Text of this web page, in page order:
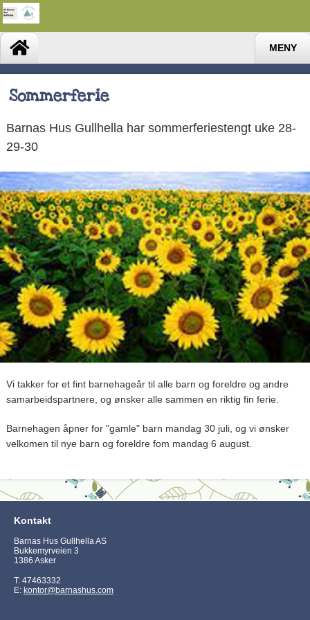
MENY
Sommerferie
Barnas Hus Gullhella har sommerferiestengt uke 28-
29-30
Vi takker for et fint barnehageår til alle barn og foreldre og andre
samarbeidspartnere, og ønsker alle sammen en riktig fin ferie.
Barnehagen åpner for "gamle" barn mandag 30 juli, og vi ønsker
velkomen til nye barn og foreldre fom mandag 6 august.
Kontakt
Barnas Hus Gullhella AS
Bukkemyrveien 3
1386 Asker
T: 47463332
E: kontor@barnashus.com